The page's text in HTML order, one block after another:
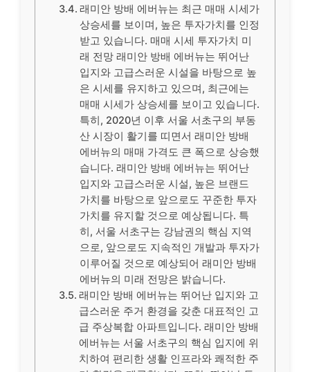
래미안 방배 에버뉴는 최근 매매 시세가
상승세를 보이며, 높은 투자가치를 인정
받고 있습니다. 매매 시세 투자가치 미
래 전망 래미안 방배 에버뉴는 뛰어난
입지와 고급스러운 시설을 바탕으로 높
은 시세를 유지하고 있으며, 최근에는
매매 시세가 상승세를 보이고 있습니다.
특히, 2020년 이후 서울 서초구의 부동
산 시장이 활기를 띠면서 래미안 방배
에버뉴의 매매 가격도 큰 폭으로 상승했
습니다. 래미안 방배 에버뉴는 뛰어난
입지와 고급스러운 시설, 높은 브랜드
가치를 바탕으로 앞으로도 꾸준한 투자
가치를 유지할 것으로 예상됩니다. 특
히, 서울 서초구는 강남권의 핵심 지역
으로, 앞으로도 지속적인 개발과 투자가
이루어질 것으로 예상되어 래미안 방배
에버뉴의 미래 전망은 밝습니다.
래미안 방배 에버뉴는 뛰어난 입지와 고
급스러운 주거 환경을 갖춘 대표적인 고
급 주상복합 아파트입니다. 래미안 방배
에버뉴는 서울 서초구의 핵심 입지에 위
치하여 편리한 생활 인프라와 쾌적한 주